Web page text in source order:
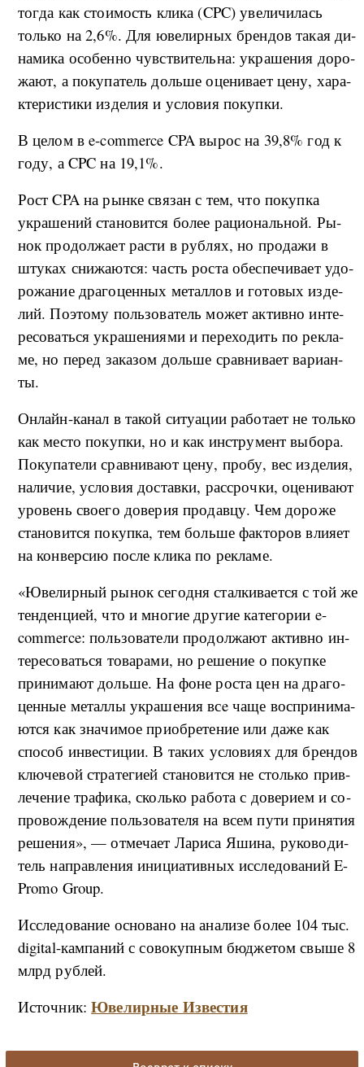
то­г­да как сто­и­мость кли­ка (CPC) уве­ли­чи­лась
толь­ко на 2,6%. Для юве­ли­р­ных брен­дов та­кая ди­
на­ми­ка осо­бен­но чув­стви­тель­на: укра­ше­ния до­ро­
жа­ют, а по­ку­па­тель доль­ше оце­ни­ва­ет це­ну, ха­ра­
к­те­ри­сти­ки из­де­лия и усло­вия по­ку­п­ки.
В це­лом в e-commerce CPA вы­рос на 39,8% год к
го­ду, а CPC на 19,1%.
Рост CPA на ры­н­ке свя­зан с тем, что по­ку­п­ка
укра­ше­ний ста­но­ви­т­ся бо­лее ра­ци­о­наль­ной. Ры­
нок про­дол­жа­ет рас­ти в руб­лях, но про­да­жи в
шту­ках сни­жа­ют­ся: часть ро­ста обес­пе­чи­ва­ет удо­
ро­жа­ние дра­го­цен­ных ме­тал­лов и го­то­вых из­де­
лий. По­это­му поль­зо­ва­тель мо­жет ак­тив­но ин­те­
ре­со­вать­ся укра­ше­ни­я­ми и пе­ре­хо­дить по ре­кла­
ме, но пе­ред за­ка­зом доль­ше срав­ни­ва­ет ва­ри­ан­
ты.
Он­лайн-ка­нал в та­кой си­ту­а­ции ра­бо­та­ет не толь­ко
как ме­сто по­ку­п­ки, но и как ин­стру­мент вы­бо­ра.
По­ку­па­те­ли срав­ни­ва­ют це­ну, про­бу, вес из­де­лия,
на­ли­чие, усло­вия до­став­ки, рас­сроч­ки, оце­ни­ва­ют
уро­вень сво­е­го до­ве­рия про­дав­цу. Чем до­ро­же
ста­но­ви­т­ся по­ку­п­ка, тем боль­ше фа­к­то­ров вли­я­ет
на кон­вер­сию по­с­ле кли­ка по ре­кла­ме.
«Юве­ли­р­ный ры­нок се­го­д­ня стал­ки­ва­ет­ся с той же
тен­ден­ци­ей, что и мно­гие дру­гие ка­те­го­рии e-
commerce: поль­зо­ва­те­ли про­дол­жа­ют ак­тив­но ин­
те­ре­со­вать­ся то­ва­ра­ми, но ре­ше­ние о по­ку­п­ке
при­ни­ма­ют доль­ше. На фо­не ро­ста цен на дра­го­
цен­ные ме­тал­лы укра­ше­ния всe ча­ще вос­при­ни­ма­
ют­ся как зна­чи­мое при­об­ре­те­ние или да­же как
спо­соб ин­ве­сти­ции. В та­ких усло­ви­ях для брен­дов
клю­че­вой стра­те­ги­ей ста­но­ви­т­ся не столь­ко при­в­
ле­че­ние тра­фи­ка, сколь­ко ра­бо­та с до­ве­ри­ем и со­
про­во­ж­де­ние поль­зо­ва­те­ля на всем пу­ти при­ня­тия
ре­ше­ния», — от­ме­ча­ет Ла­ри­са Яши­на, ру­ко­во­ди­
тель на­прав­ле­ния ини­ци­а­тив­ных ис­сле­до­ва­ний E-
Promo Group.
Ис­сле­до­ва­ние ос­но­ва­но на ана­ли­зе бо­лее 104 тыс.
digital-ка­м­па­ний с со­во­ку­п­ным бюд­же­том свы­ше 8
млрд руб­лей.
Источник:Ювелирные Известия